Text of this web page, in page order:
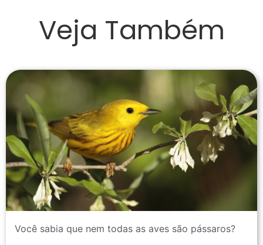
Veja Também
Você sabia que nem todas as aves são pássaros?